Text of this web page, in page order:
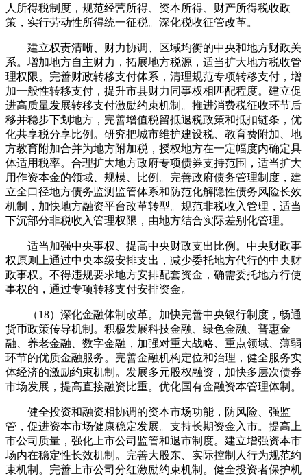
人所得税制度，规范经营所得、资本所得、财产所得税收政
策，实行劳动性所得统一征税。深化税收征管改革。
建立权责清晰、财力协调、区域均衡的中央和地方财政关
系。增加地方自主财力，拓展地方税源，适当扩大地方税收管
理权限。完善财政转移支付体系，清理规范专项转移支付，增
加一般性转移支付，提升市县财力同事权相匹配程度。建立促
进高质量发展转移支付激励约束机制。推进消费税征收环节后
移并稳步下划地方，完善增值税留抵退税政策和抵扣链条，优
化共享税分享比例。研究把城市维护建设税、教育费附加、地
方教育附加合并为地方附加税，授权地方在一定幅度内确定具
体适用税率。合理扩大地方政府专项债券支持范围，适当扩大
用作资本金的领域、规模、比例。完善政府债务管理制度，建
立全口径地方债务监测监管体系和防范化解隐性债务风险长效
机制，加快地方融资平台改革转型。规范非税收入管理，适当
下沉部分非税收入管理权限，由地方结合实际差别化管理。
适当加强中央事权、提高中央财政支出比例。中央财政事
权原则上通过中央本级安排支出，减少委托地方代行的中央财
政事权。不得违规要求地方安排配套资金，确需委托地方行使
事权的，通过专项转移支付安排资金。
（18）深化金融体制改革。加快完善中央银行制度，畅通
货币政策传导机制。积极发展科技金融、绿色金融、普惠金
融、养老金融、数字金融，加强对重大战略、重点领域、薄弱
环节的优质金融服务。完善金融机构定位和治理，健全服务实
体经济的激励约束机制。发展多元股权融资，加快多层次债券
市场发展，提高直接融资比重。优化国有金融资本管理体制。
健全投资和融资相协调的资本市场功能，防风险、强监
管，促进资本市场健康稳定发展。支持长期资金入市。提高上
市公司质量，强化上市公司监管和退市制度。建立增强资本市
场内在稳定性长效机制。完善大股东、实际控制人行为规范约
束机制。完善上市公司分红激励约束机制。健全投资者保护机